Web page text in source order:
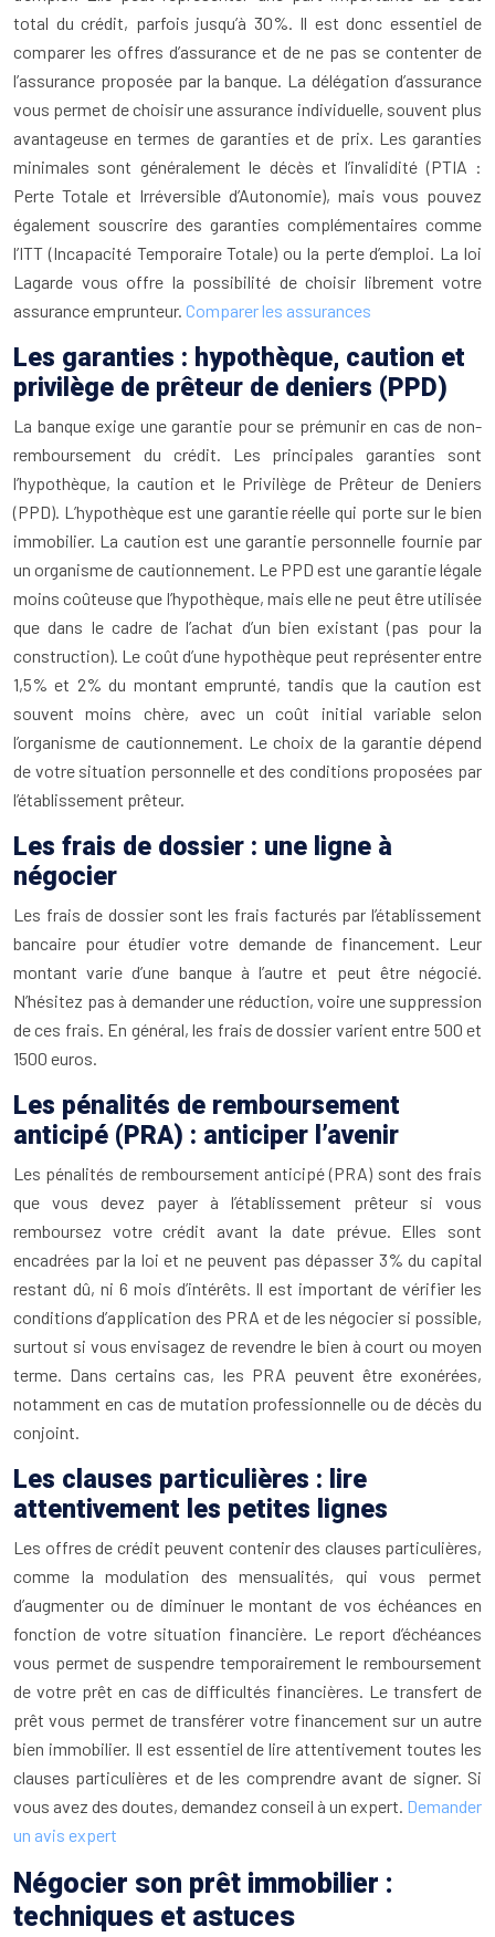
total du crédit, parfois jusqu’à 30%. Il est donc essentiel de
comparer les offres d’assurance et de ne pas se contenter de
l’assurance proposée par la banque. La délégation d’assurance
vous permet de choisir une assurance individuelle, souvent plus
avantageuse en termes de garanties et de prix. Les garanties
minimales sont généralement le décès et l’invalidité (PTIA :
Perte Totale et Irréversible d’Autonomie), mais vous pouvez
également souscrire des garanties complémentaires comme
l’ITT (Incapacité Temporaire Totale) ou la perte d’emploi. La loi
Lagarde vous offre la possibilité de choisir librement votre
assurance emprunteur. Comparer les assurances
Les garanties : hypothèque, caution et
privilège de prêteur de deniers (PPD)
La banque exige une garantie pour se prémunir en cas de non-
remboursement du crédit. Les principales garanties sont
l’hypothèque, la caution et le Privilège de Prêteur de Deniers
(PPD). L’hypothèque est une garantie réelle qui porte sur le bien
immobilier. La caution est une garantie personnelle fournie par
un organisme de cautionnement. Le PPD est une garantie légale
moins coûteuse que l’hypothèque, mais elle ne peut être utilisée
que dans le cadre de l’achat d’un bien existant (pas pour la
construction). Le coût d’une hypothèque peut représenter entre
1,5% et 2% du montant emprunté, tandis que la caution est
souvent moins chère, avec un coût initial variable selon
l’organisme de cautionnement. Le choix de la garantie dépend
de votre situation personnelle et des conditions proposées par
l’établissement prêteur.
Les frais de dossier : une ligne à
négocier
Les frais de dossier sont les frais facturés par l’établissement
bancaire pour étudier votre demande de financement. Leur
montant varie d’une banque à l’autre et peut être négocié.
N’hésitez pas à demander une réduction, voire une suppression
de ces frais. En général, les frais de dossier varient entre 500 et
1500 euros.
Les pénalités de remboursement
anticipé (PRA) : anticiper l’avenir
Les pénalités de remboursement anticipé (PRA) sont des frais
que vous devez payer à l’établissement prêteur si vous
remboursez votre crédit avant la date prévue. Elles sont
encadrées par la loi et ne peuvent pas dépasser 3% du capital
restant dû, ni 6 mois d’intérêts. Il est important de vérifier les
conditions d’application des PRA et de les négocier si possible,
surtout si vous envisagez de revendre le bien à court ou moyen
terme. Dans certains cas, les PRA peuvent être exonérées,
notamment en cas de mutation professionnelle ou de décès du
conjoint.
Les clauses particulières : lire
attentivement les petites lignes
Les offres de crédit peuvent contenir des clauses particulières,
comme la modulation des mensualités, qui vous permet
d’augmenter ou de diminuer le montant de vos échéances en
fonction de votre situation financière. Le report d’échéances
vous permet de suspendre temporairement le remboursement
de votre prêt en cas de difficultés financières. Le transfert de
prêt vous permet de transférer votre financement sur un autre
bien immobilier. Il est essentiel de lire attentivement toutes les
clauses particulières et de les comprendre avant de signer. Si
vous avez des doutes, demandez conseil à un expert. Demander
un avis expert
Négocier son prêt immobilier :
techniques et astuces